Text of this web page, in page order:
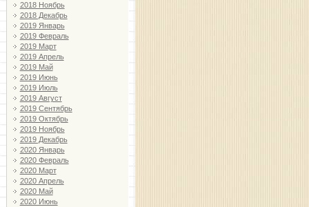
2018 Ноябрь
2018 Декабрь
2019 Январь
2019 Февраль
2019 Март
2019 Апрель
2019 Май
2019 Июнь
2019 Июль
2019 Август
2019 Сентябрь
2019 Октябрь
2019 Ноябрь
2019 Декабрь
2020 Январь
2020 Февраль
2020 Март
2020 Апрель
2020 Май
2020 Июнь